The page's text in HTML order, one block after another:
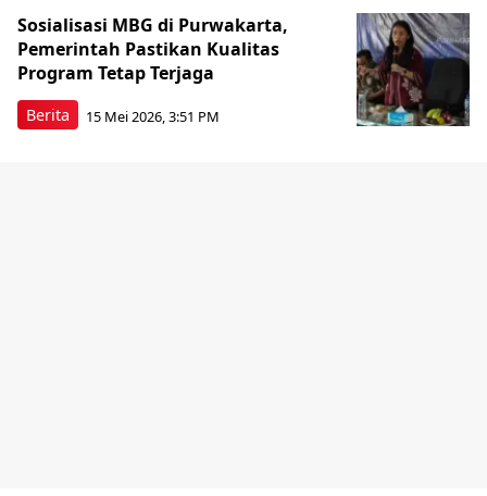
Berita
Sosialisasi MBG di Purwakarta,
Pemerintah Pastikan Kualitas
Program Tetap Terjaga
15 Mei 2026, 3:51 PM